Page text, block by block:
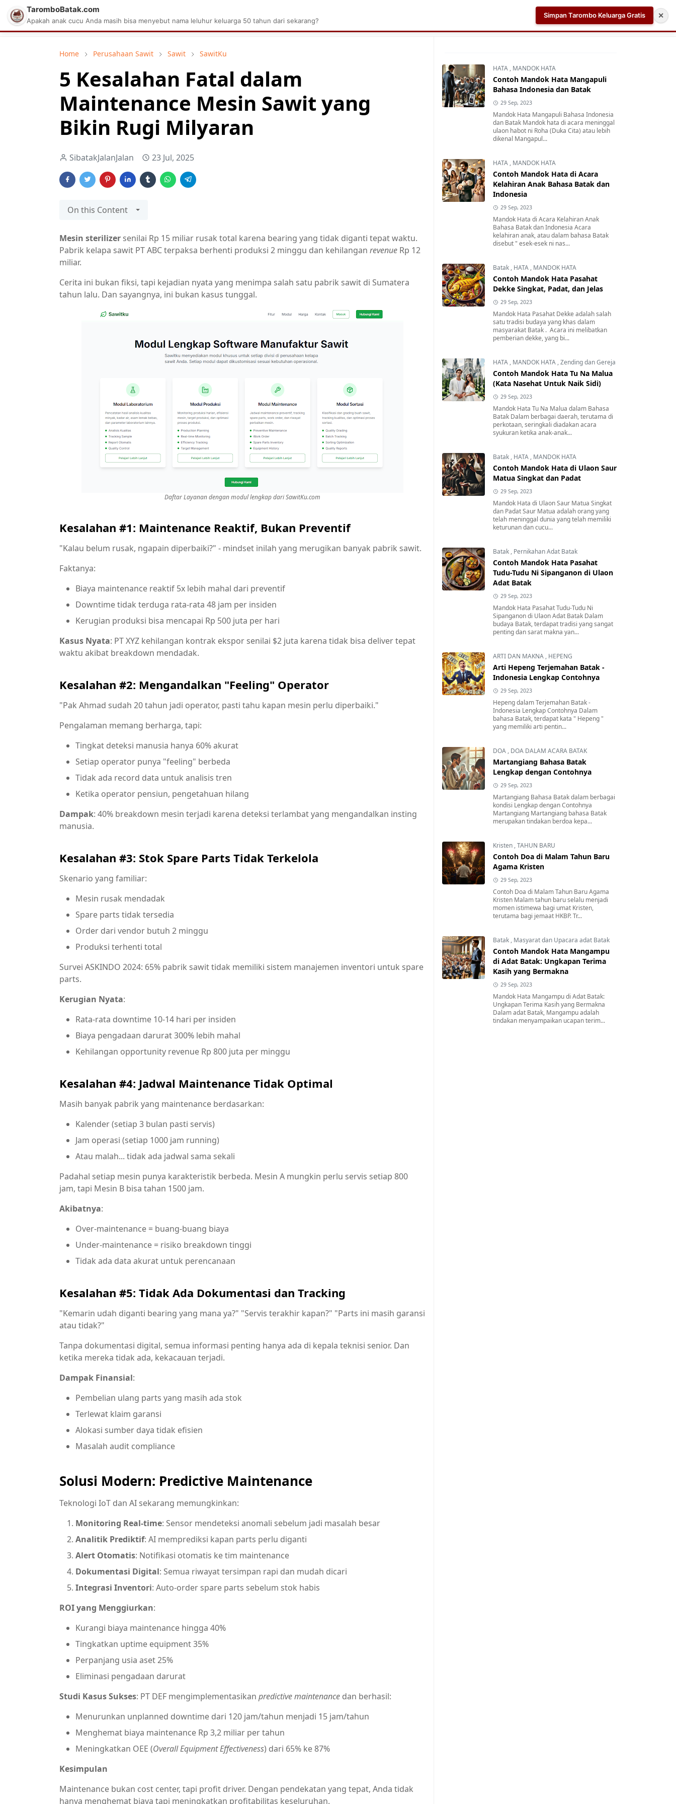
Matius Celcius Sinaga Aplikasi Pabrik Kelapa Sawit Tarombo Batak Aplikasi AI Teleprompter dan Pembuat Skrip Video
Home Perusahaan Sawit Sawit SawitKu
5 Kesalahan Fatal dalam
Maintenance Mesin Sawit yang
Bikin Rugi Milyaran
SibatakJalanJalan 23 Jul, 2025
On this Content
Mesin sterilizer senilai Rp 15 miliar rusak total karena bearing yang tidak diganti tepat waktu.
Pabrik kelapa sawit PT ABC terpaksa berhenti produksi 2 minggu dan kehilangan revenue Rp 12
miliar.
Cerita ini bukan fiksi, tapi kejadian nyata yang menimpa salah satu pabrik sawit di Sumatera
tahun lalu. Dan sayangnya, ini bukan kasus tunggal.
Daftar Layanan dengan modul lengkap dari SawitKu.com
Kesalahan #1: Maintenance Reaktif, Bukan Preventif
"Kalau belum rusak, ngapain diperbaiki?" - mindset inilah yang merugikan banyak pabrik sawit.
Faktanya:
Biaya maintenance reaktif 5x lebih mahal dari preventif
Downtime tidak terduga rata-rata 48 jam per insiden
Kerugian produksi bisa mencapai Rp 500 juta per hari
Kasus Nyata: PT XYZ kehilangan kontrak ekspor senilai $2 juta karena tidak bisa deliver tepat
waktu akibat breakdown mendadak.
Kesalahan #2: Mengandalkan "Feeling" Operator
"Pak Ahmad sudah 20 tahun jadi operator, pasti tahu kapan mesin perlu diperbaiki."
Pengalaman memang berharga, tapi:
Tingkat deteksi manusia hanya 60% akurat
Setiap operator punya "feeling" berbeda
Tidak ada record data untuk analisis tren
Ketika operator pensiun, pengetahuan hilang
Dampak: 40% breakdown mesin terjadi karena deteksi terlambat yang mengandalkan insting
manusia.
Kesalahan #3: Stok Spare Parts Tidak Terkelola
Skenario yang familiar:
Mesin rusak mendadak
Spare parts tidak tersedia
Order dari vendor butuh 2 minggu
Produksi terhenti total
Survei ASKINDO 2024: 65% pabrik sawit tidak memiliki sistem manajemen inventori untuk spare
parts.
Kerugian Nyata:
Rata-rata downtime 10-14 hari per insiden
Biaya pengadaan darurat 300% lebih mahal
Kehilangan opportunity revenue Rp 800 juta per minggu
Kesalahan #4: Jadwal Maintenance Tidak Optimal
Masih banyak pabrik yang maintenance berdasarkan:
Kalender (setiap 3 bulan pasti servis)
Jam operasi (setiap 1000 jam running)
Atau malah... tidak ada jadwal sama sekali
Padahal setiap mesin punya karakteristik berbeda. Mesin A mungkin perlu servis setiap 800
jam, tapi Mesin B bisa tahan 1500 jam.
Akibatnya:
Over-maintenance = buang-buang biaya
Under-maintenance = risiko breakdown tinggi
Tidak ada data akurat untuk perencanaan
Kesalahan #5: Tidak Ada Dokumentasi dan Tracking
"Kemarin udah diganti bearing yang mana ya?" "Servis terakhir kapan?" "Parts ini masih garansi
atau tidak?"
Tanpa dokumentasi digital, semua informasi penting hanya ada di kepala teknisi senior. Dan
ketika mereka tidak ada, kekacauan terjadi.
Dampak Finansial:
Pembelian ulang parts yang masih ada stok
Terlewat klaim garansi
Alokasi sumber daya tidak efisien
Masalah audit compliance
Solusi Modern: Predictive Maintenance
Teknologi IoT dan AI sekarang memungkinkan:
Monitoring Real-time: Sensor mendeteksi anomali sebelum jadi masalah besar
Analitik Prediktif: AI memprediksi kapan parts perlu diganti
Alert Otomatis: Notifikasi otomatis ke tim maintenance
Dokumentasi Digital: Semua riwayat tersimpan rapi dan mudah dicari
Integrasi Inventori: Auto-order spare parts sebelum stok habis
ROI yang Menggiurkan:
Kurangi biaya maintenance hingga 40%
Tingkatkan uptime equipment 35%
Perpanjang usia aset 25%
Eliminasi pengadaan darurat
Studi Kasus Sukses: PT DEF mengimplementasikan predictive maintenance dan berhasil:
Menurunkan unplanned downtime dari 120 jam/tahun menjadi 15 jam/tahun
Menghemat biaya maintenance Rp 3,2 miliar per tahun
Meningkatkan OEE (Overall Equipment Effectiveness) dari 65% ke 87%
Kesimpulan
Maintenance bukan cost center, tapi profit driver. Dengan pendekatan yang tepat, Anda tidak
hanya menghemat biaya tapi meningkatkan profitabilitas keseluruhan.
HATA , MANDOK HATA
Contoh Mandok Hata Mangapuli
Bahasa Indonesia dan Batak
29 Sep, 2023
Mandok Hata Mangapuli Bahasa Indonesia
dan Batak Mandok hata di acara meninggal
ulaon habot ni Roha (Duka Cita) atau lebih
dikenal Mangapul...
HATA , MANDOK HATA
Contoh Mandok Hata di Acara
Kelahiran Anak Bahasa Batak dan
Indonesia
29 Sep, 2023
Mandok Hata di Acara Kelahiran Anak
Bahasa Batak dan Indonesia Acara
kelahiran anak, atau dalam bahasa Batak
disebut " esek-esek ni nas...
Batak , HATA , MANDOK HATA
Contoh Mandok Hata Pasahat
Dekke Singkat, Padat, dan Jelas
29 Sep, 2023
Mandok Hata Pasahat Dekke adalah salah
satu tradisi budaya yang khas dalam
masyarakat Batak . Acara ini melibatkan
pemberian dekke, yang bi...
HATA , MANDOK HATA ,Zending dan Gereja
Contoh Mandok Hata Tu Na Malua
(Kata Nasehat Untuk Naik Sidi)
29 Sep, 2023
Mandok Hata Tu Na Malua dalam Bahasa
Batak Dalam berbagai daerah, terutama di
perkotaan, seringkali diadakan acara
syukuran ketika anak-anak...
Batak , HATA , MANDOK HATA
Contoh Mandok Hata di Ulaon Saur
Matua Singkat dan Padat
29 Sep, 2023
Mandok Hata di Ulaon Saur Matua Singkat
dan Padat Saur Matua adalah orang yang
telah meninggal dunia yang telah memiliki
keturunan dan cucu...
Batak , Pernikahan Adat Batak
Contoh Mandok Hata Pasahat
Tudu-Tudu Ni Sipanganon di Ulaon
Adat Batak
29 Sep, 2023
Mandok Hata Pasahat Tudu-Tudu Ni
Sipanganon di Ulaon Adat Batak Dalam
budaya Batak, terdapat tradisi yang sangat
penting dan sarat makna yan...
ARTI DAN MAKNA , HEPENG
Arti Hepeng Terjemahan Batak -
Indonesia Lengkap Contohnya
29 Sep, 2023
Hepeng dalam Terjemahan Batak -
Indonesia Lengkap Contohnya Dalam
bahasa Batak, terdapat kata " Hepeng "
yang memiliki arti pentin...
DOA , DOA DALAM ACARA BATAK
Martangiang Bahasa Batak
Lengkap dengan Contohnya
29 Sep, 2023
Martangiang Bahasa Batak dalam berbagai
kondisi Lengkap dengan Contohnya
Martangiang Martangiang bahasa Batak
merupakan tindakan berdoa kepa...
Kristen ,TAHUN BARU
Contoh Doa di Malam Tahun Baru
Agama Kristen
29 Sep, 2023
Contoh Doa di Malam Tahun Baru Agama
Kristen Malam tahun baru selalu menjadi
momen istimewa bagi umat Kristen,
terutama bagi jemaat HKBP. Tr...
Batak , Masyarat dan Upacara adat Batak
Contoh Mandok Hata Mangampu
di Adat Batak: Ungkapan Terima
Kasih yang Bermakna
29 Sep, 2023
Mandok Hata Mangampu di Adat Batak:
Ungkapan Terima Kasih yang Bermakna
Dalam adat Batak, Mangampu adalah
tindakan menyampaikan ucapan terim...
TaromboBatak.com
Apakah anak cucu Anda masih bisa menyebut nama leluhur keluarga 50 tahun dari sekarang?
Simpan Tarombo Keluarga Gratis ✕